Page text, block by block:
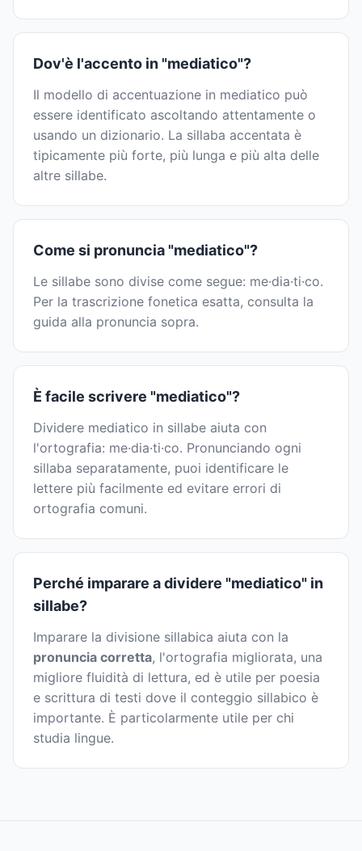
Dov'è l'accento in "mediatico"?
Il modello di accentuazione in mediatico può
essere identificato ascoltando attentamente o
usando un dizionario. La sillaba accentata è
tipicamente più forte, più lunga e più alta delle
altre sillabe.
Come si pronuncia "mediatico"?
Le sillabe sono divise come segue: me·dia·ti·co.
Per la trascrizione fonetica esatta, consulta la
guida alla pronuncia sopra.
È facile scrivere "mediatico"?
Dividere mediatico in sillabe aiuta con
l'ortografia: me·dia·ti·co. Pronunciando ogni
sillaba separatamente, puoi identificare le
lettere più facilmente ed evitare errori di
ortografia comuni.
Perché imparare a dividere "mediatico" in
sillabe?
Imparare la divisione sillabica aiuta con la
pronuncia corretta, l'ortografia migliorata, una
migliore fluidità di lettura, ed è utile per poesia
e scrittura di testi dove il conteggio sillabico è
importante. È particolarmente utile per chi
studia lingue.